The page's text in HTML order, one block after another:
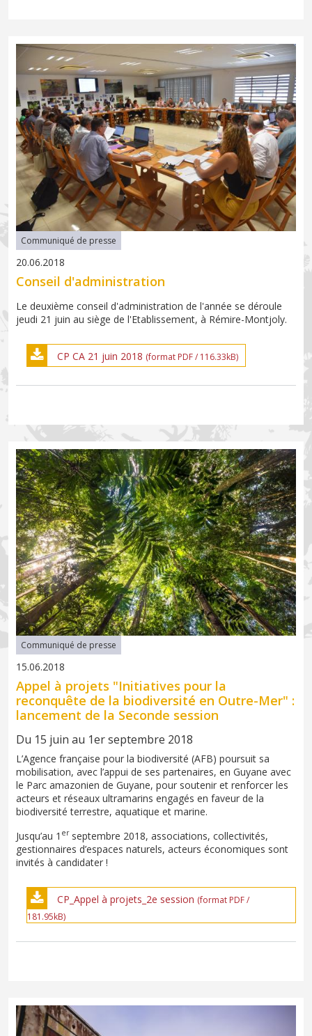
Communiqué de presse
20.06.2018
Conseil d'administration
Le deuxième conseil d'administration de l'année se déroule
jeudi 21 juin au siège de l'Etablissement, à Rémire-Montjoly.
CP CA 21 juin 2018 (format PDF / 116.33kB)
Communiqué de presse
15.06.2018
Appel à projets "Initiatives pour la
reconquête de la biodiversité en Outre-Mer" :
lancement de la Seconde session
Du 15 juin au 1er septembre 2018
L’Agence française pour la biodiversité (AFB) poursuit sa
mobilisation, avec l’appui de ses partenaires, en Guyane avec
le Parc amazonien de Guyane, pour soutenir et renforcer les
acteurs et réseaux ultramarins engagés en faveur de la
biodiversité terrestre, aquatique et marine.
Jusqu’au 1 erseptembre 2018, associations, collectivités,
gestionnaires d’espaces naturels, acteurs économiques sont
invités à candidater !
CP_Appel à projets_2e session (format PDF /
181.95kB)